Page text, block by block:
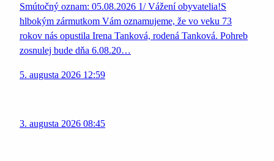
Smútočný oznam: 05.08.2026 1/ Vážení obyvatelia!S
hlbokým zármutkom Vám oznamujeme, že vo veku 73
rokov nás opustila Irena Tanková, rodená Tanková. Pohreb
zosnulej bude dňa 6.08.20…
5. augusta 2026 12:59
3. augusta 2026 08:45